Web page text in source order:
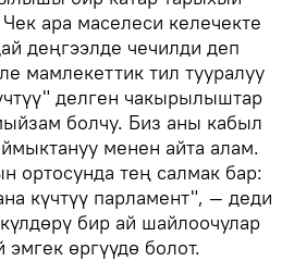
ара маселеси келечекте
деңгээлде чечилди деп
мамлекеттик тил тууралуу
делген чакырылыштар
болчу. Биз аны кабыл
менен айта алам.
ортосунда тең салмак бар:
күчтүү парламент", — деди
бир ай шайлоочулар
өргүүдө болот.